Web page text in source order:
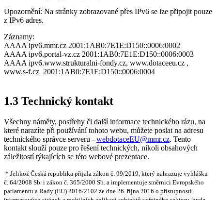
Upozornění: Na stránky zobrazované přes IPv6 se lze připojit pouze
z IPv6 adres.
Záznamy:
AAAA ipv6.mmr.cz 2001:1AB0:7E1E:D150::0006:0002
AAAA ipv6.portal-vz.cz 2001:1AB0:7E1E:D150::0006:0003
AAAA ipv6.www.strukturalni-fondy.cz, www.dotaceeu.cz ,
www.s-f.cz 2001:1AB0:7E1E:D150::0006:0004
1.3 Technický kontakt
Všechny náměty, postřehy či další informace technického rázu, na
které narazíte při používání tohoto webu, můžete poslat na adresu
technického správce serveru - webdotaceEU@mmr.cz. Tento
kontakt slouží pouze pro řešení technických, nikoli obsahových
záležitostí týkajících se této webové prezentace.
* Jelikož Česká republika přijala zákon č. 99/2019, který nahrazuje vyhlášku
č. 64/2008 Sb. i zákon č. 365/2000 Sb. a implementuje směrnici Evropského
parlamentu a Rady (EU) 2016/2102 ze dne 26. října 2016 o přístupnosti